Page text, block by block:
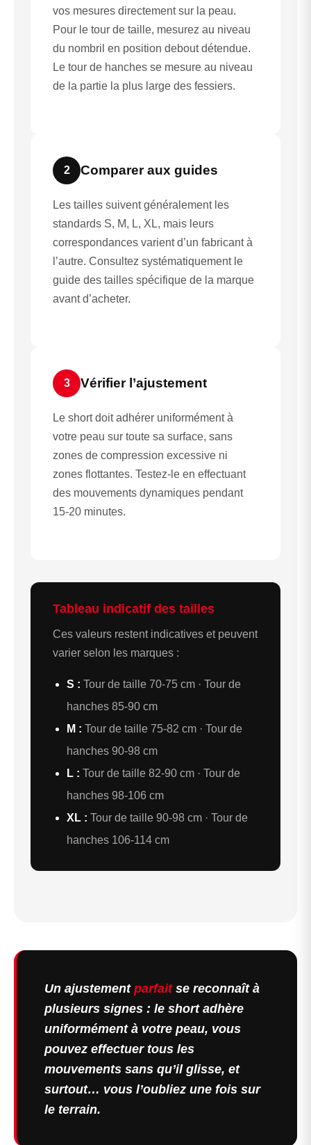
vos mesures directement sur la peau.
Pour le tour de taille, mesurez au niveau
du nombril en position debout détendue.
Le tour de hanches se mesure au niveau
de la partie la plus large des fessiers.
2 Comparer aux guides
Les tailles suivent généralement les
standards S, M, L, XL, mais leurs
correspondances varient d’un fabricant à
l’autre. Consultez systématiquement le
guide des tailles spécifique de la marque
avant d’acheter.
3 Vérifier l’ajustement
Le short doit adhérer uniformément à
votre peau sur toute sa surface, sans
zones de compression excessive ni
zones flottantes. Testez-le en effectuant
des mouvements dynamiques pendant
15-20 minutes.
Tableau indicatif des tailles
Ces valeurs restent indicatives et peuvent
varier selon les marques :
S : Tour de taille 70-75 cm · Tour de
hanches 85-90 cm
M : Tour de taille 75-82 cm · Tour de
hanches 90-98 cm
L : Tour de taille 82-90 cm · Tour de
hanches 98-106 cm
XL : Tour de taille 90-98 cm · Tour de
hanches 106-114 cm
Un ajustementparfaitse reconnaît à
plusieurs signes : le short adhère
uniformément à votre peau, vous
pouvez effectuer tous les
mouvements sans qu’il glisse, et
surtout… vous l’oubliez une fois sur
le terrain.